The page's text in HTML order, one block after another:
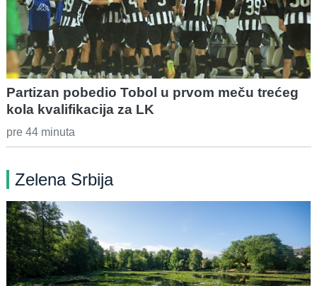
Partizan pobedio Tobol u prvom meču trećeg
kola kvalifikacija za LK
pre 44 minuta
Zelena Srbija